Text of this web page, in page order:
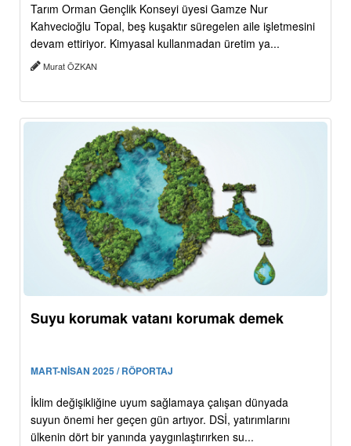
Tarım Orman Gençlik Konseyi üyesi Gamze Nur
Kahvecioğlu Topal, beş kuşaktır süregelen aile işletmesini
devam ettiriyor. Kimyasal kullanmadan üretim ya...
Murat ÖZKAN
Suyu korumak vatanı korumak demek
MART-NİSAN 2025 / RÖPORTAJ
İklim değişikliğine uyum sağlamaya çalışan dünyada
suyun önemi her geçen gün artıyor. DSİ, yatırımlarını
ülkenin dört bir yanında yaygınlaştırırken su...